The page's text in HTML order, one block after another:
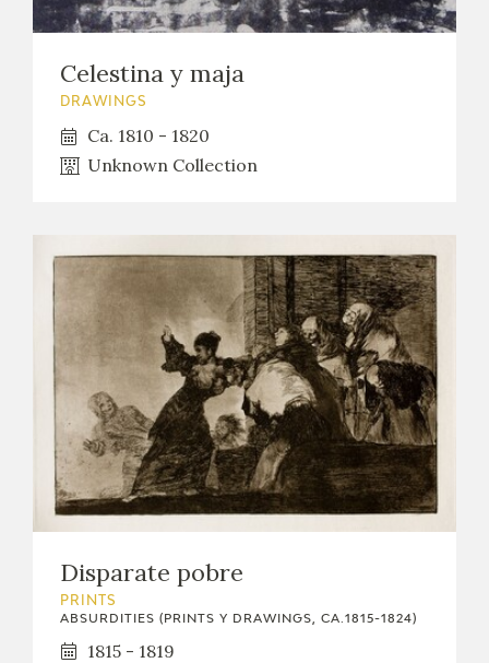
EL VIAJE DE GOYA
PREMIO ARAGÓN GOYA
EDICIONES
PUBLICACIONES
ONLINE SHOP
Celestina y maja
DRAWINGS
Ca. 1810 - 1820
Unknown Collection
Disparate pobre
PRINTS
ABSURDITIES (PRINTS Y DRAWINGS, CA.1815-1824)
1815 - 1819